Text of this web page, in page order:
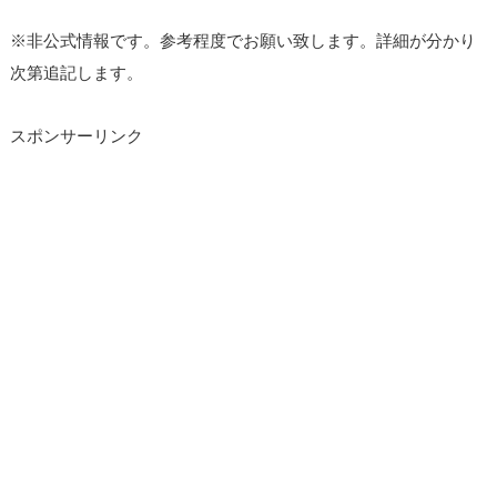
※非公式情報です。参考程度でお願い致します。詳細が分かり
次第追記します。
スポンサーリンク